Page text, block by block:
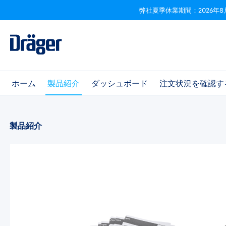
Skip to B2B platform navigation
弊社夏季休業期間：2026年8
ホーム 製品紹介 ダッシュボード 注文状況を確認す
製品紹介